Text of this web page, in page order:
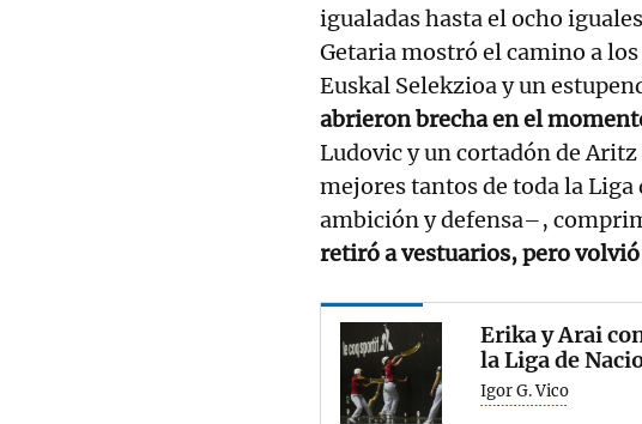
igualadas hasta el ocho
Getaria mostró el camino a
Euskal Selekzioa y un
abrieron brecha en el
Ludovic y un cortadón de
mejores tantos de toda la
ambición y defensa–,
retiró a vestuarios, pero
Erika y Arai
la Liga de
Igor G. Vico